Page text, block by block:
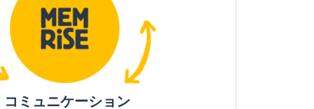
コミュニケーション